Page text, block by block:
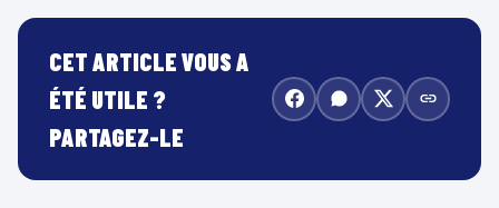
CET ARTICLE VOUS A
ÉTÉ UTILE ?
PARTAGEZ-LE